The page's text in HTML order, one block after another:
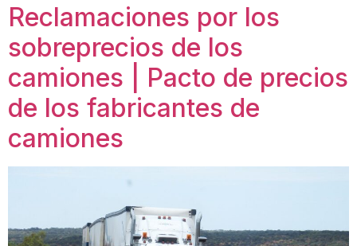
Reclamaciones por los
sobreprecios de los
camiones | Pacto de precios
de los fabricantes de
camiones